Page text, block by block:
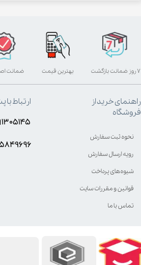
بهترین قیمت ۷ روز ضمانت بازگشت ضمانت
راهنمای خرید از
فروشگاه
نحوه ثبت سفارش
رویه ارسال سفارش
شیوه‌های پرداخت
قوانین و مقررات سایت
تماس با ما
ارتباط با